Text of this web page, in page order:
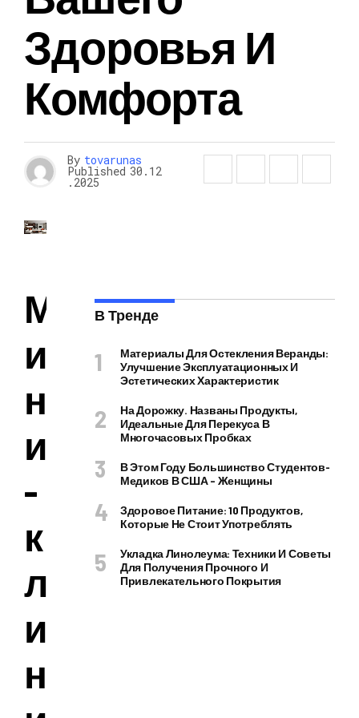
Здоровья И
Комфорта
By tovarunas
Published 30.12
.2025
М
и
н
и
-
к
л
и
н
В Тренде
Материалы Для Остекления Веранды:
Улучшение Эксплуатационных И
Эстетических Характеристик
На Дорожку. Названы Продукты,
Идеальные Для Перекуса В
Многочасовых Пробках
В Этом Году Большинство Студентов-
Медиков В США – Женщины
Здоровое Питание: 10 Продуктов,
Которые Не Стоит Употреблять
Укладка Линолеума: Техники И Советы
Для Получения Прочного И
Привлекательного Покрытия